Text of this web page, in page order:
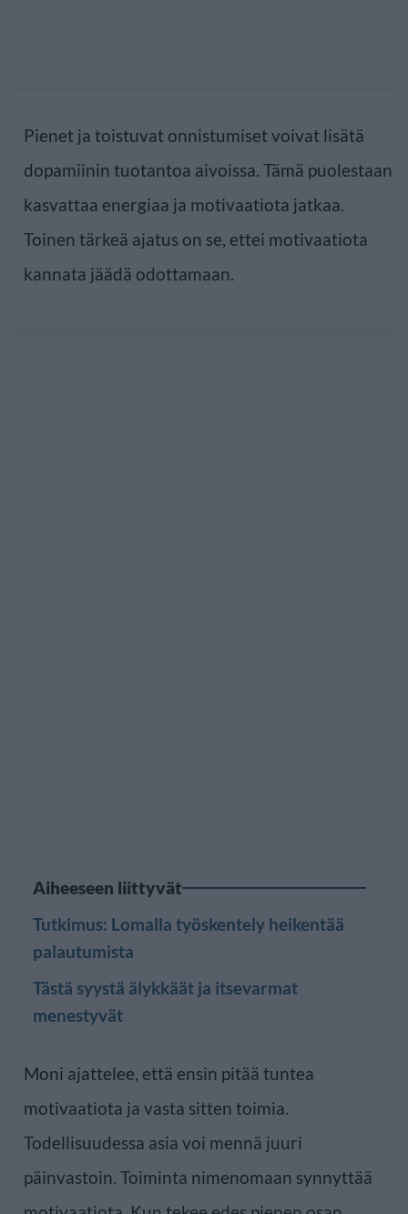
Pienet ja toistuvat onnistumiset voivat lisätä
dopamiinin tuotantoa aivoissa. Tämä puolestaan
kasvattaa energiaa ja motivaatiota jatkaa.
Toinen tärkeä ajatus on se, ettei motivaatiota
kannata jäädä odottamaan.
Aiheeseen liittyvät
Tutkimus: Lomalla työskentely heikentää
palautumista
Tästä syystä älykkäät ja itsevarmat
menestyvät
Moni ajattelee, että ensin pitää tuntea
motivaatiota ja vasta sitten toimia.
Todellisuudessa asia voi mennä juuri
päinvastoin. Toiminta nimenomaan synnyttää